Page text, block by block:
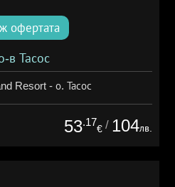
офертата
в Тасос
Resort - о. Тасос
53.17
€ / 104лв.